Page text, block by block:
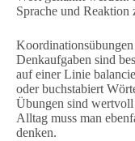
Sprache und Reaktion
Denkaufgaben sind
auf einer Linie
oder buchstabiert
Übungen sind
Alltag muss man
denken.